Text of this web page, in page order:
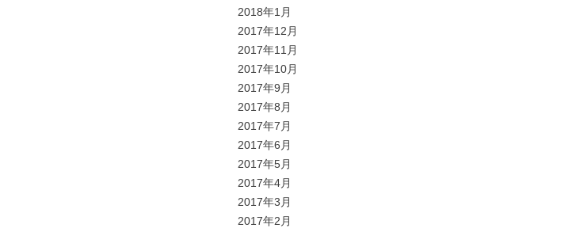
2018年1月
2017年12月
2017年11月
2017年10月
2017年9月
2017年8月
2017年7月
2017年6月
2017年5月
2017年4月
2017年3月
2017年2月